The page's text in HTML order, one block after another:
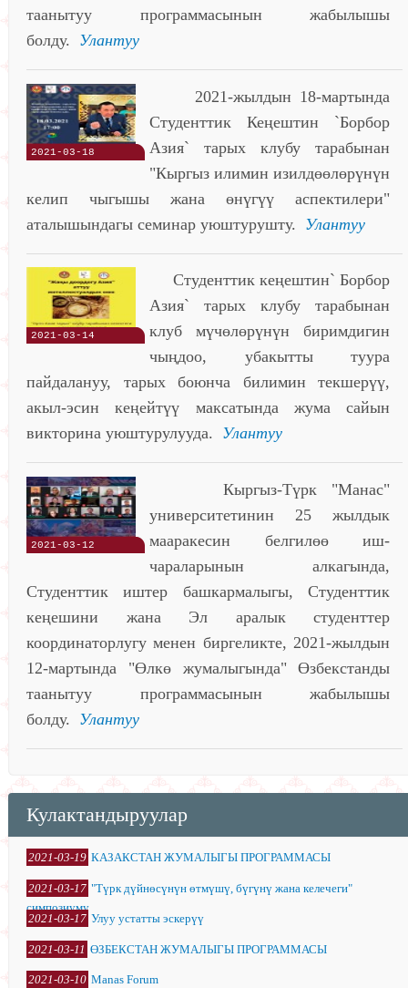
таанытуу программасынын жабылышы
болду. Улантуу
2021-03-18
2021-жылдын 18-мартында
Студенттик Кеңештин `Борбор
Азия` тарых клубу тарабынан
"Кыргыз илимин изилдөөлөрүнүн
келип чыгышы жана өнүгүү аспектилери"
аталышындагы семинар уюштурушту. Улантуу
2021-03-14
Студенттик кеңештин` Борбор
Азия` тарых клубу тарабынан
клуб мүчөлөрүнүн биримдигин
чыңдоо, убакытты туура
пайдалануу, тарых боюнча билимин текшерүү,
акыл-эсин кеңейтүү максатында жума сайын
викторина уюштурулууда. Улантуу
2021-03-12
Кыргыз-Түрк "Манас"
университетинин 25 жылдык
мааракесин белгилөө иш-
чараларынын алкагында,
Студенттик иштер башкармалыгы, Студенттик
кеңешини жана Эл аралык студенттер
координаторлугу менен биргеликте, 2021-жылдын
12-мартында "Өлкө жумалыгында" Өзбекстанды
таанытуу программасынын жабылышы
болду. Улантуу
Кулактандыруулар
2021-03-19 КАЗАКСТАН ЖУМАЛЫГЫ ПРОГРАММАСЫ
2021-03-17 "Түрк дүйнөсүнүн өтмүшү, бүгүнү жана келечеги"
симпозиуму
2021-03-17 Улуу устатты эскерүү
2021-03-11 ӨЗБЕКСТАН ЖУМАЛЫГЫ ПРОГРАММАСЫ
2021-03-10 Manas Forum